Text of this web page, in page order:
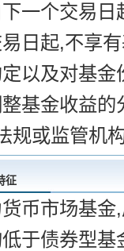
一个交易
日起,不享
以及对基
基金收益
规或监管机
征
币市场基
于债券型